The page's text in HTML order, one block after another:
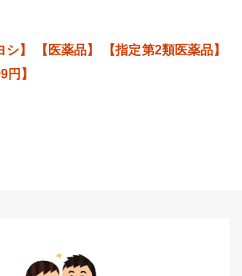
】 【医薬品】
【指定第2類医薬品】
円】